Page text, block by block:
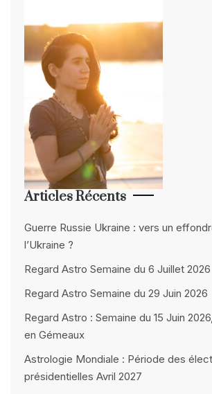
Articles Récents
Guerre Russie Ukraine : vers un
l’Ukraine ?
Regard Astro Semaine du 6 Juillet 2026
Regard Astro Semaine du 29 Juin 2026
Regard Astro : Semaine du 15 Juin
en Gémeaux
Astrologie Mondiale : Période des
présidentielles Avril 2027